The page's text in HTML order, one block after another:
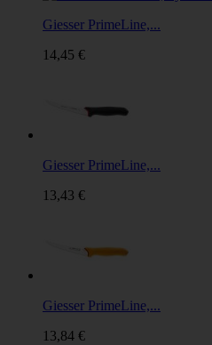
Giesser PrimeLine,...
14,45 €
Giesser PrimeLine,...
13,43 €
Giesser PrimeLine,...
13,84 €